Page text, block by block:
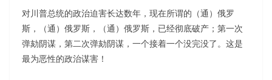
对川普总统的政治迫害长达数年，现在所谓的（通）俄罗
斯，（通）俄罗斯，（通）俄罗斯，已经彻底破产；第一次
弹劾阴谋，第二次弹劾阴谋，一个接着一个没完没了。这是
最为恶性的政治谋害！